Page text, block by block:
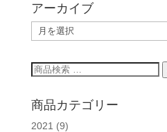
アーカイブ
ー
カ
イ
検
対
商品カテゴリー
2021 (9)